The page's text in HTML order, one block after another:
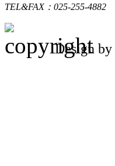
TEL&FAX：025-255-4882
Design by